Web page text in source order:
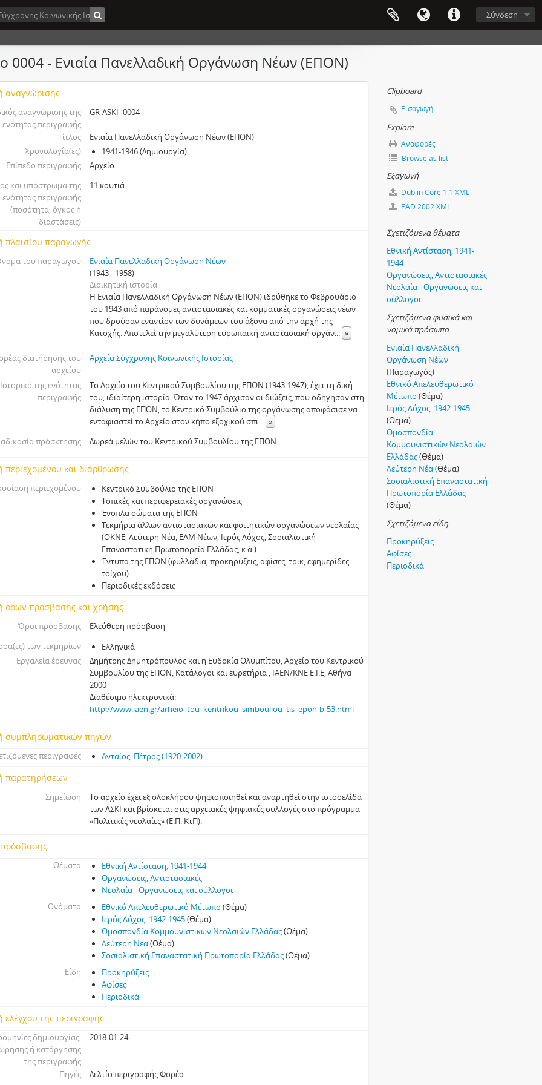
Σύνδεση
0004 - Ενιαία Πανελλαδική Οργάνωση Νέων (ΕΠΟΝ)
αναγνώρισης
αναγνώρισης της
ενότητας περιγραφής
GR-ASKI- 0004
Τίτλος
Ενιαία Πανελλαδική Οργάνωση Νέων (ΕΠΟΝ)
Χρονολογία(ες)
1941-1946 (Δημιουργία)
Επίπεδο περιγραφής
Αρχείο
και υπόστρωμα της
ενότητας περιγραφής
(ποσότητα, όγκος ή
διαστάσεις)
11 κουτιά
πλαισίου παραγωγής
του παραγωγού
Ενιαία Πανελλαδική Οργάνωση Νέων
(1943 - 1958)
Διοικητική ιστορία
Η Ενιαία Πανελλαδική Οργάνωση Νέων (ΕΠΟΝ) ιδρύθηκε το Φεβρουάριο
του 1943 από παράνοµες αντιστασιακές και κοµµατικές οργανώσεις νέων
που δρούσαν εναντίον των δυνάµεων του άξονα από την αρχή της
Κατοχής. Αποτελεί την µεγαλύτερη ευρωπαϊκή αντιστασιακή οργάν... »
διατήρησης του
αρχείου
Αρχεία Σύγχρονης Κοινωνικής Ιστορίας
Ιστορικό της ενότητας
περιγραφής
Το Αρχείο του Κεντρικού Συµβουλίου της ΕΠΟΝ (1943-1947), έχει τη δική
του, ιδιαίτερη ιστορία. Όταν το 1947 άρχισαν οι διώξεις, που οδήγησαν στη
διάλυση της ΕΠΟΝ, το Κεντρικό Συµβούλιο της οργάνωσης αποφάσισε να
ενταφιαστεί το Αρχείο στον κήπο εξοχικού σπι... »
πρόσκτησης
Δωρεά µελών του Κεντρικού Συµβουλίου της ΕΠΟΝ
περιεχομένου και διάρθρωσης
περιεχομένου
Κεντρικό Συµβούλιο της ΕΠΟΝ
Τοπικές και περιφερειακές οργανώσεις
Ένοπλα σώµατα της ΕΠΟΝ
Τεκµήρια άλλων αντιστασιακών και φοιτητικών οργανώσεων νεολαίας
(ΟΚΝΕ, Λεύτερη Νέα, ΕΑΜ Νέων, Ιερός Λόχος, Σοσιαλιστική
Επαναστατική Πρωτοπορεία Ελλάδας, κ.ά.)
Έντυπα της ΕΠΟΝ (φυλλάδια, προκηρύξεις, αφίσες, τρικ, εφηµερίδες
τοίχου)
Περιοδικές εκδόσεις
όρων πρόσβασης και χρήσης
Όροι πρόσβασης
Ελεύθερη πρόσβαση
των τεκμηρίων
Ελληνικά
Εργαλεία έρευνας
Δηµήτρης Δηµητρόπουλος και η Ευδοκία Ολυµπίτου, Αρχείο του Κεντρικού
Συµβουλίου της ΕΠΟΝ, Κατάλογοι και ευρετήρια , ΙΑΕΝ/ΚΝΕ Ε.Ι.Ε, Αθήνα
2000
Διαθέσιμο ηλεκτρονικά:
http://www.iaen.gr/arheio_tou_kentrikou_simbouliou_tis_epon-b-53.html
συμπληρωματικών πηγών
περιγραφές Ανταίος, Πέτρος (1920-2002)
παρατηρήσεων
Σημείωση
Το αρχείο έχει εξ ολοκλήρου ψηφιοποιηθεί και αναρτηθεί στην ιστοσελίδα
των ΑΣΚΙ και βρίσκεται στις αρχειακές ψηφιακές συλλογές στο πρόγραµµα
«Πολιτικές νεολαίες» (Ε.Π. ΚτΠ).
Θέματα
Εθνική Αντίσταση, 1941-1944
Οργανώσεις, Αντιστασιακές
Νεολαία - Οργανώσεις και σύλλογοι
Ονόματα
Εθνικό Απελευθερωτικό Μέτωπο (Θέμα)
Ιερός Λόχος, 1942-1945(Θέμα)
Ομοσπονδία Κομμουνιστικών Νεολαιών Ελλάδας(Θέμα)
Λεύτερη Νέα(Θέμα)
Σοσιαλιστική Επαναστατική Πρωτοπορία Ελλάδας(Θέμα)
Είδη
Προκηρύξεις
Αφίσες
Περιοδικά
ελέγχου της περιγραφής
δημιουργίας,
ή κατάργησης
της περιγραφής
2018-01-24
Πηγές Δελτίο περιγραφής Φορέα
Clipboard
Εισαγωγή
Explore
Αναφορές
Browse as list
Εξαγωγή
Dublin Core 1.1 XML
EAD 2002 XML
Σχετιζόμενα θέματα
Εθνική Αντίσταση, 1941-
1944
Οργανώσεις, Αντιστασιακές
Νεολαία - Οργανώσεις και
σύλλογοι
Σχετιζόμενα φυσικά και
νομικά πρόσωπα
Ενιαία Πανελλαδική
Οργάνωση Νέων
(Παραγωγός)
Εθνικό Απελευθερωτικό
Μέτωπο (Θέμα)
Ιερός Λόχος, 1942-1945
(Θέμα)
Ομοσπονδία
Κομμουνιστικών Νεολαιών
Ελλάδας(Θέμα)
Λεύτερη Νέα(Θέμα)
Σοσιαλιστική Επαναστατική
Πρωτοπορία Ελλάδας
(Θέμα)
Σχετιζόμενα είδη
Προκηρύξεις
Αφίσες
Περιοδικά